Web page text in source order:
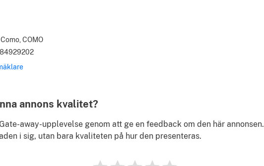
COMO
annons kvalitet?
away-upplevelse genom att ge en feedback om den här annonsen.
i sig, utan bara kvaliteten på hur den presenteras.
Betyg
0